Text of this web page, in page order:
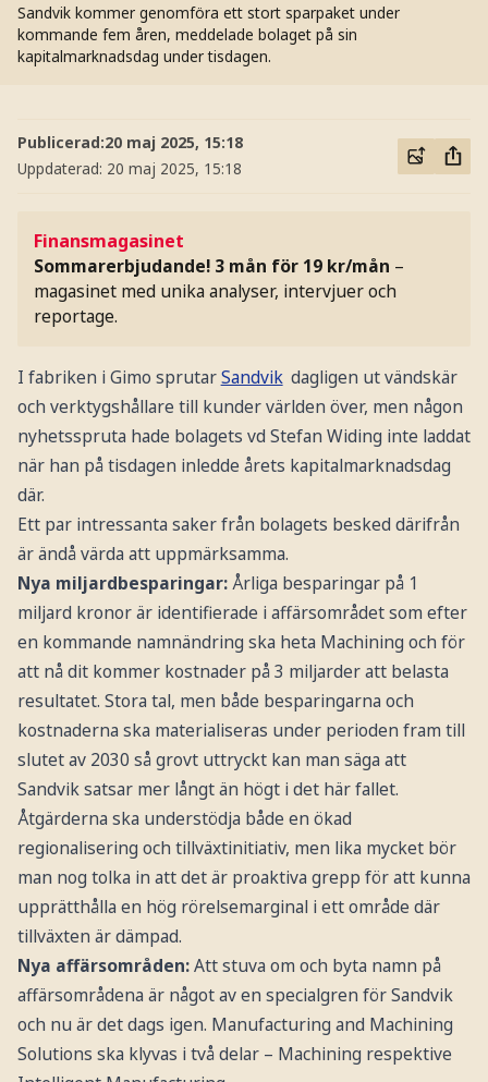
Sandvik kommer genomföra ett stort sparpaket under
kommande fem åren, meddelade bolaget på sin
kapitalmarknadsdag under tisdagen.
Publicerad:20 maj 2025, 15:18
Uppdaterad: 20 maj 2025, 15:18
Finansmagasinet
Sommarerbjudande! 3 mån för 19 kr/mån –
magasinet med unika analyser, intervjuer och
reportage.
I fabriken i Gimo sprutarSandvik dagligen ut vändskär
och verktygshållare till kunder världen över, men någon
nyhetsspruta hade bolagets vd Stefan Widing inte laddat
när han på tisdagen inledde årets kapitalmarknadsdag
där.
Ett par intressanta saker från bolagets besked därifrån
är ändå värda att uppmärksamma.
Nya miljardbesparingar:Årliga besparingar på 1
miljard kronor är identifierade i affärsområdet som efter
en kommande namnändring ska heta Machining och för
att nå dit kommer kostnader på 3 miljarder att belasta
resultatet. Stora tal, men både besparingarna och
kostnaderna ska materialiseras under perioden fram till
slutet av 2030 så grovt uttryckt kan man säga att
Sandvik satsar mer långt än högt i det här fallet.
Åtgärderna ska understödja både en ökad
regionalisering och tillväxtinitiativ, men lika mycket bör
man nog tolka in att det är proaktiva grepp för att kunna
upprätthålla en hög rörelsemarginal i ett område där
tillväxten är dämpad.
Nya affärsområden:Att stuva om och byta namn på
affärsområdena är något av en specialgren för Sandvik
och nu är det dags igen. Manufacturing and Machining
Solutions ska klyvas i två delar – Machining respektive